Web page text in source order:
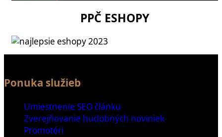
PPČ ESHOPY
Ponuka služieb
Umiestnenie SEO článku
Zverejňovanie hudobných noviniek
Promotéri